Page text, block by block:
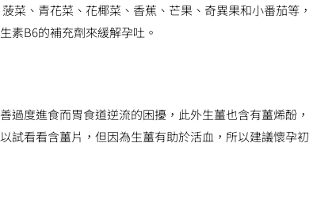
菜、青花菜、花椰菜、香蕉、芒果、奇異果和小番茄等，
素B6的補充劑來緩解孕吐。
過度進食而胃食道逆流的困擾，此外生薑也含有薑烯酚，
試看看含薑片，但因為生薑有助於活血，所以建議懷孕初